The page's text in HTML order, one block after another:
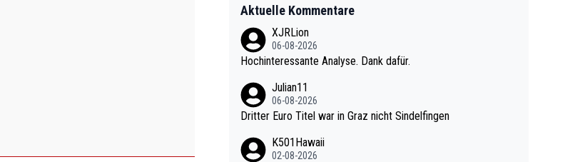
Aktuelle Kommentare
XJRLion
06-08-2026
Hochinteressante Analyse. Dank dafür.
Julian11
06-08-2026
Dritter Euro Titel war in Graz nicht Sindelfingen
K501Hawaii
02-08-2026